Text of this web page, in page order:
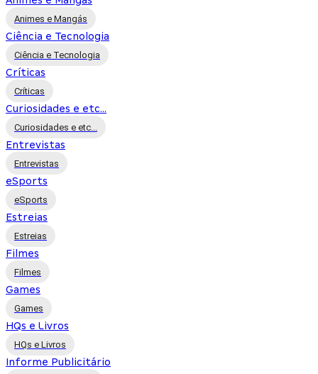
Animes e Mangás
Ciência e Tecnologia
Ciência e Tecnologia
Críticas
Críticas
Curiosidades e etc...
Curiosidades e etc...
Entrevistas
Entrevistas
eSports
eSports
Estreias
Estreias
Filmes
Filmes
Games
Games
HQs e Livros
HQs e Livros
Informe Publicitário